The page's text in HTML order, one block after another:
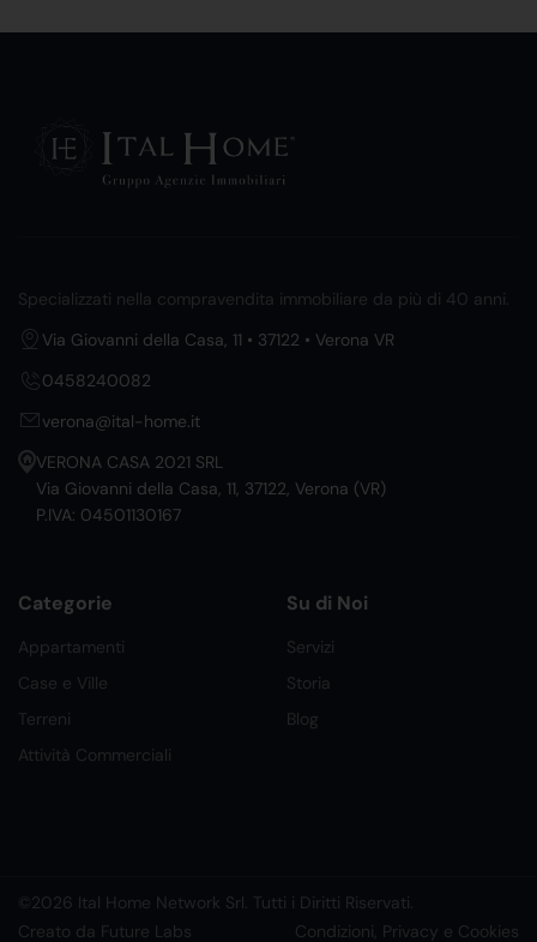
Specializzati nella compravendita immobiliare da più di 40 anni.
Via Giovanni della Casa, 11 • 37122 • Verona VR
0458240082
verona@ital-home.it
VERONA CASA 2021 SRL
Via Giovanni della Casa, 11, 37122, Verona (VR)
P.IVA: 04501130167
Categorie
Appartamenti
Case e Ville
Terreni
Attività Commerciali
Su di Noi
Servizi
Storia
Blog
©2026 Ital Home Network Srl. Tutti i Diritti Riservati.
Creato da Future Labs
Condizioni, Privacy e Cookies